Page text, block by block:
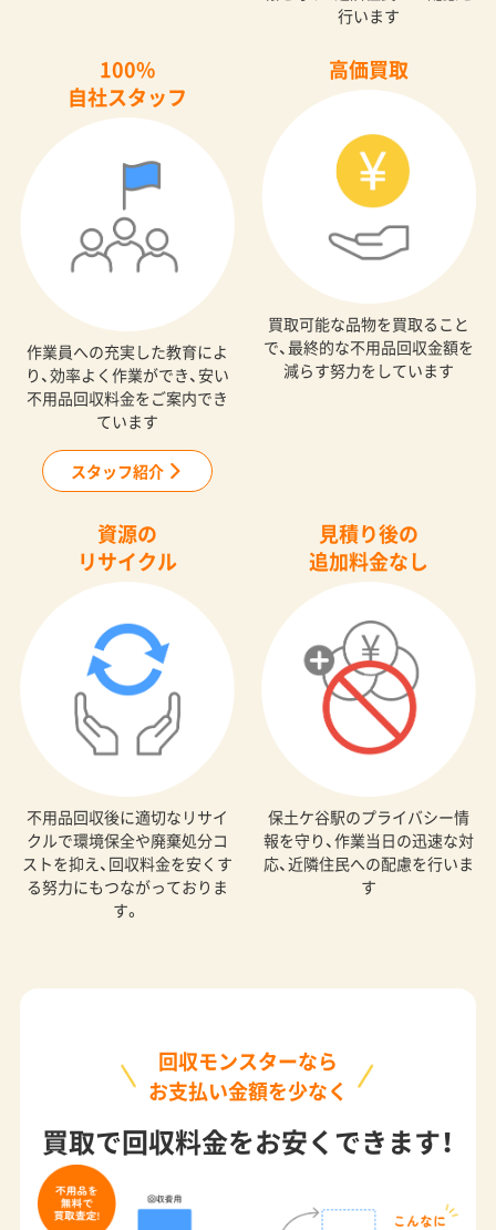
行います
100%
自社スタッフ
作業員への充実した教育によ
り、効率よく作業ができ、安い
不用品回収料金をご案内でき
ています
スタッフ紹介
高価買取
買取可能な品物を買取ること
で、最終的な不用品回収金額を
減らす努力をしています
資源の
リサイクル
不用品回収後に適切なリサイ
クルで環境保全や廃棄処分コ
ストを抑え、回収料金を安くす
る努力にもつながっておりま
す。
見積り後の
追加料金なし
保土ケ谷駅のプライバシー情
報を守り、作業当日の迅速な対
応、近隣住民への配慮を行いま
す
回収モンスターなら
お支払い金額を少なく
買取で回収料金をお安くできます！